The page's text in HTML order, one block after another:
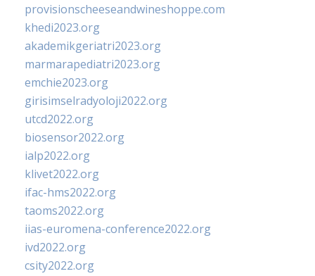
provisionscheeseandwineshoppe.com
khedi2023.org
akademikgeriatri2023.org
marmarapediatri2023.org
emchie2023.org
girisimselradyoloji2022.org
utcd2022.org
biosensor2022.org
ialp2022.org
klivet2022.org
ifac-hms2022.org
taoms2022.org
iias-euromena-conference2022.org
ivd2022.org
csity2022.org